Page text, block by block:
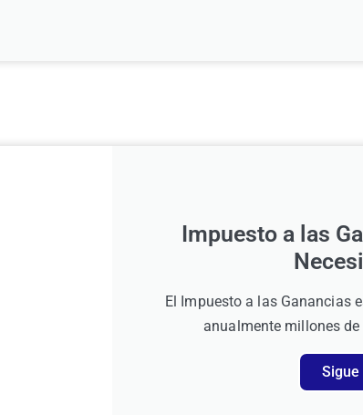
Impuesto a las
El Impuesto a las Ganancias
anualmente millones
Sigue